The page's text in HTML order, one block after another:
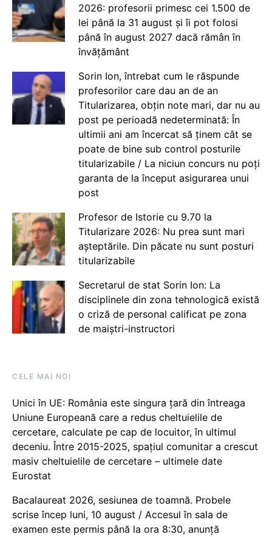
2026: profesorii primesc cei 1.500 de
lei până la 31 august și îi pot folosi
până în august 2027 dacă rămân în
învățământ
Sorin Ion, întrebat cum le răspunde
profesorilor care dau an de an
Titularizarea, obțin note mari, dar nu au
post pe perioadă nedeterminată: În
ultimii ani am încercat să ținem cât se
poate de bine sub control posturile
titularizabile / La niciun concurs nu poți
garanta de la început asigurarea unui
post
Profesor de Istorie cu 9.70 la
Titularizare 2026: Nu prea sunt mari
așteptările. Din păcate nu sunt posturi
titularizabile
Secretarul de stat Sorin Ion: La
disciplinele din zona tehnologică există
o criză de personal calificat pe zona
de maiștri-instructori
CELE MAI NOI
Unici în UE: România este singura țară din întreaga
Uniune Europeană care a redus cheltuielile de
cercetare, calculate pe cap de locuitor, în ultimul
deceniu. Între 2015-2025, spațiul comunitar a crescut
masiv cheltuielile de cercetare – ultimele date
Eurostat
Bacalaureat 2026, sesiunea de toamnă. Probele
scrise încep luni, 10 august / Accesul în sala de
examen este permis până la ora 8:30, anunță